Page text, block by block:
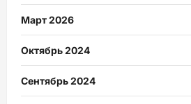
Март 2026
Октябрь 2024
Сентябрь 2024